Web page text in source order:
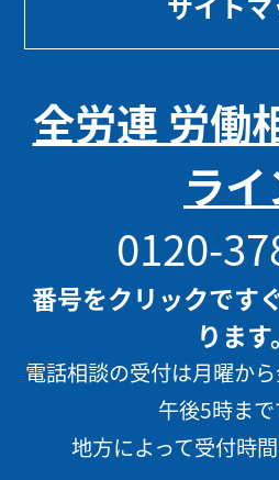
全労連 労働
ラ
0120-
番号をクリックです
ります。
電話相談の受付は月曜か
午後5時まで
地方によって受付時間